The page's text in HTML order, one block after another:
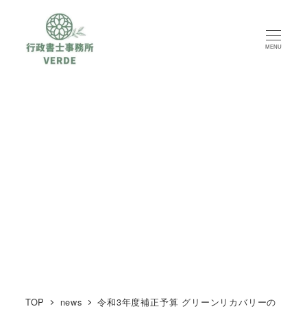
MENU
TOP news
令和3年度補正予算 グリーンリカバリーの